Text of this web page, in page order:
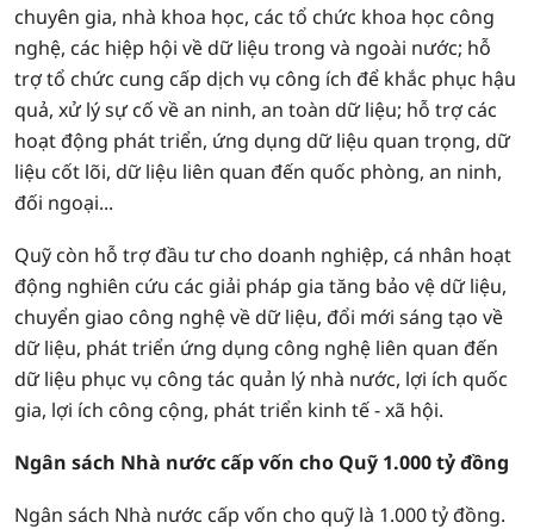
chuyên gia, nhà khoa học, các tổ chức khoa học công
nghệ, các hiệp hội về dữ liệu trong và ngoài nước; hỗ
trợ tổ chức cung cấp dịch vụ công ích để khắc phục hậu
quả, xử lý sự cố về an ninh, an toàn dữ liệu; hỗ trợ các
hoạt động phát triển, ứng dụng dữ liệu quan trọng, dữ
liệu cốt lõi, dữ liệu liên quan đến quốc phòng, an ninh,
đối ngoại...
Quỹ còn hỗ trợ đầu tư cho doanh nghiệp, cá nhân hoạt
động nghiên cứu các giải pháp gia tăng bảo vệ dữ liệu,
chuyển giao công nghệ về dữ liệu, đổi mới sáng tạo về
dữ liệu, phát triển ứng dụng công nghệ liên quan đến
dữ liệu phục vụ công tác quản lý nhà nước, lợi ích quốc
gia, lợi ích công cộng, phát triển kinh tế - xã hội.
Ngân sách Nhà nước cấp vốn cho Quỹ 1.000 tỷ đồng
Ngân sách Nhà nước cấp vốn cho quỹ là 1.000 tỷ đồng.